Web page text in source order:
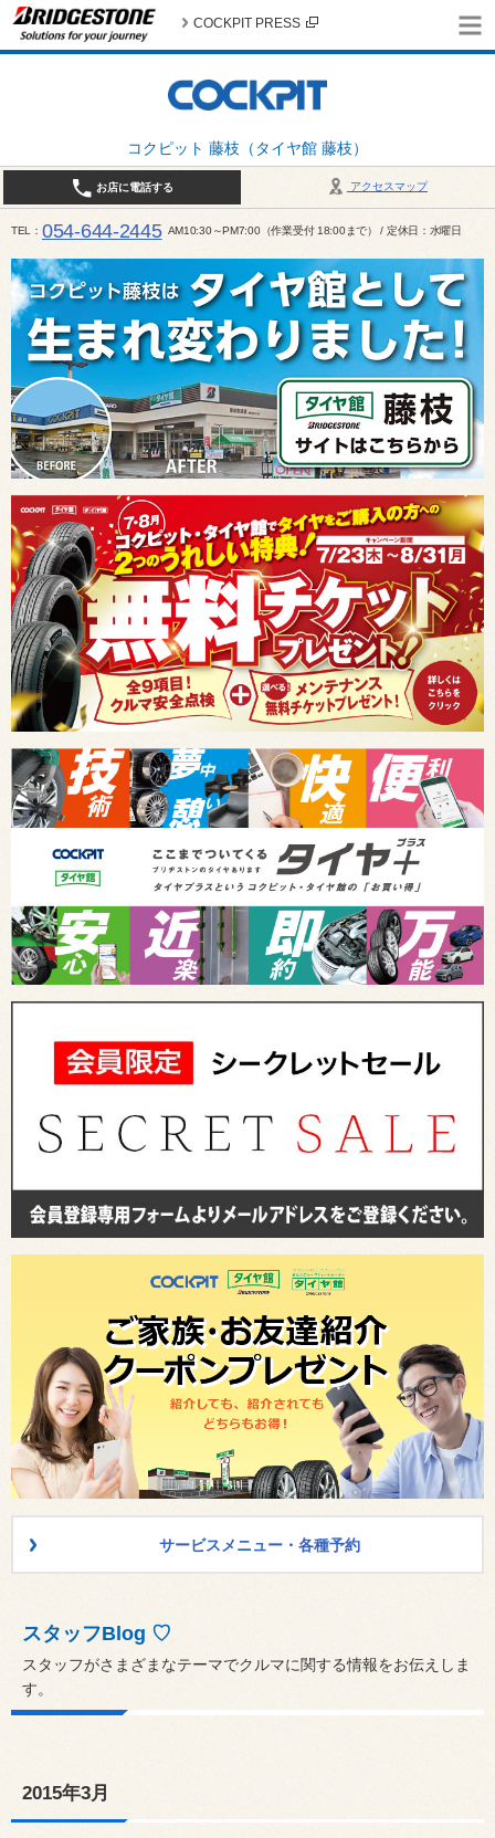
コクピット 藤枝（タイヤ館 藤枝）
COCKPIT PRESS
アクセスマップ
お店に電話する
TEL 054-644-2445 AM10:30～PM7:00（作業受付 18:00まで） / 定休日：水曜日
サービスメニュー・各種予約
スタッフBlog ♡
スタッフがさまざまなテーマでクルマに関する情報をお伝えしま
す。
2015年3月